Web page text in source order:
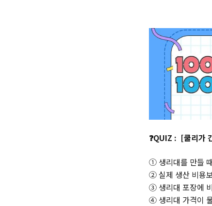
❓QUIZ : [쿨리가
① 생리대를 만들
② 실제 생산 비용
③ 생리대 포장에
④ 생리대 가격이